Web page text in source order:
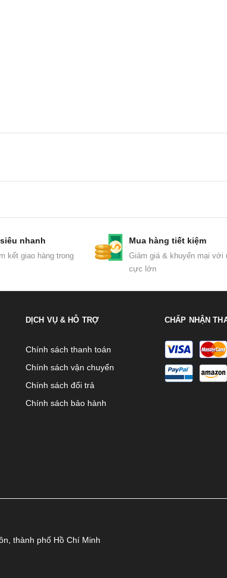
nhanh
kết giao hàng trong
Mua hàng tiết kiệm
Giảm giá & khuyến mại với
cực lớn
DỊCH VỤ & HỖ TRỢ
Chính sách thanh toán
Chính sách vận chuyển
Chính sách đổi trả
Chính sách bảo hành
CHẤP NHẬN
thành phố Hồ Chí Minh